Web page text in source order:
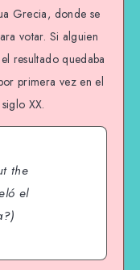
Grecia, donde se
votar. Si alguien
resultado quedaba
primera vez en el
XX.
the
el